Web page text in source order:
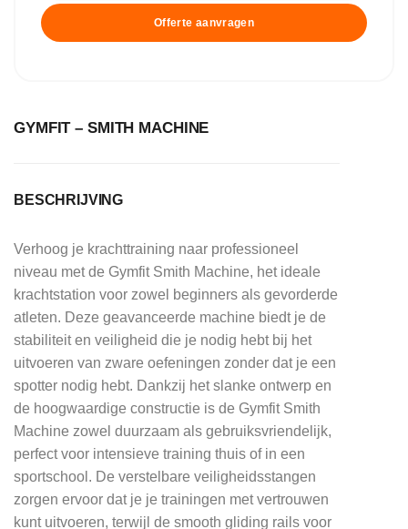
Offerte aanvragen
GYMFIT – SMITH MACHINE
BESCHRIJVING
Verhoog je krachttraining naar professioneel
niveau met de Gymfit Smith Machine, het ideale
krachtstation voor zowel beginners als gevorderde
atleten. Deze geavanceerde machine biedt je de
stabiliteit en veiligheid die je nodig hebt bij het
uitvoeren van zware oefeningen zonder dat je een
spotter nodig hebt. Dankzij het slanke ontwerp en
de hoogwaardige constructie is de Gymfit Smith
Machine zowel duurzaam als gebruiksvriendelijk,
perfect voor intensieve training thuis of in een
sportschool. De verstelbare veiligheidsstangen
zorgen ervoor dat je je trainingen met vertrouwen
kunt uitvoeren, terwijl de smooth gliding rails voor